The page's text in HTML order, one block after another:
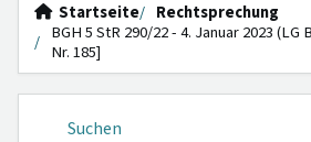
Startseite
Rechtsprechung
BGH 5 StR 290/22 - 4. Januar 2023 (LG
Nr. 185]
Suchen